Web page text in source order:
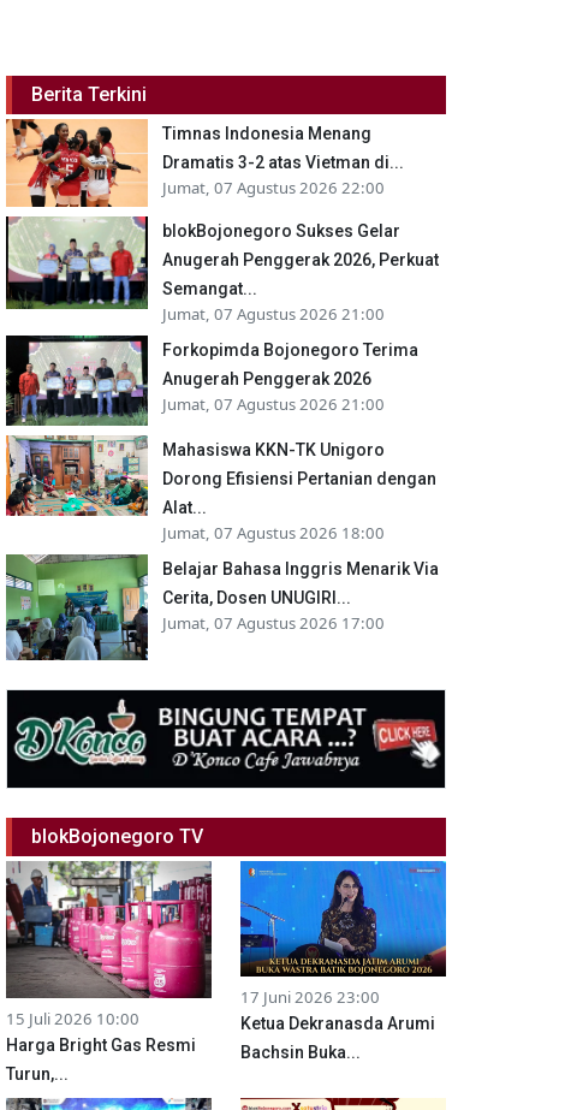
Berita Terkini
Timnas Indonesia Menang
Dramatis 3-2 atas Vietman di...
Jumat, 07 Agustus 2026 22:00
blokBojonegoro Sukses Gelar
Anugerah Penggerak 2026, Perkuat
Semangat...
Jumat, 07 Agustus 2026 21:00
Forkopimda Bojonegoro Terima
Anugerah Penggerak 2026
Jumat, 07 Agustus 2026 21:00
Mahasiswa KKN-TK Unigoro
Dorong Efisiensi Pertanian dengan
Alat...
Jumat, 07 Agustus 2026 18:00
Belajar Bahasa Inggris Menarik Via
Cerita, Dosen UNUGIRI...
Jumat, 07 Agustus 2026 17:00
blokBojonegoro TV
15 Juli 2026 10:00
Harga Bright Gas Resmi
Turun,...
17 Juni 2026 23:00
Ketua Dekranasda Arumi
Bachsin Buka...